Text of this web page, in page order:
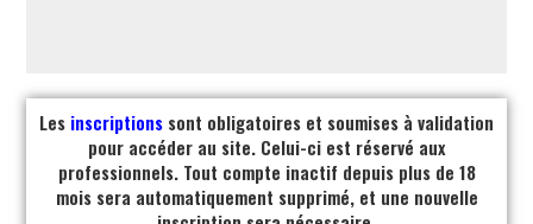
Les inscriptions sont obligatoires et soumises à validation
pour accéder au site. Celui-ci est réservé aux
professionnels. Tout compte inactif depuis plus de 18
mois sera automatiquement supprimé, et une nouvelle